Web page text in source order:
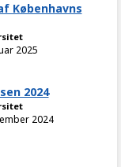
Københavns
2025
2024
2024